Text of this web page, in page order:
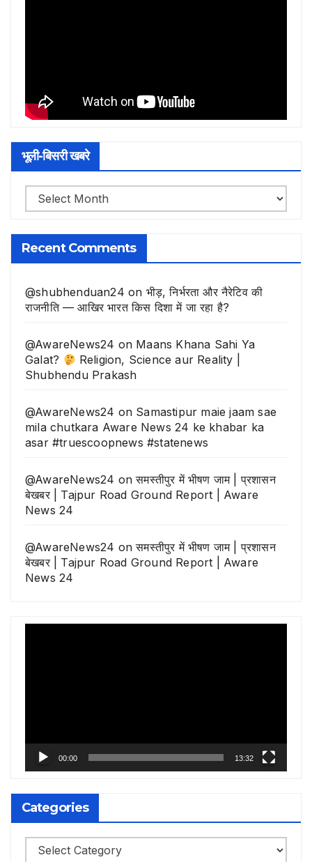
भूली-बिसरी खबरे
भूली-
बिसरी
खबरे
Recent Comments
@shubhenduan24 on भीड़, निर्भरता और नैरेटिव की
राजनीति — आखिर भारत किस दिशा में जा रहा है?
@AwareNews24 on Maans Khana Sahi Ya
Galat?
Religion, Science aur Reality |
Shubhendu Prakash
@AwareNews24 on Samastipur maie jaam sae
mila chutkara Aware News 24 ke khabar ka
asar #truescoopnews #statenews
@AwareNews24 onसमस्तीपुर में भीषण जाम | प्रशासन
बेखबर | Tajpur Road Ground Report | Aware
News 24
@AwareNews24 onसमस्तीपुर में भीषण जाम | प्रशासन
बेखबर | Tajpur Road Ground Report | Aware
News 24
00:00 13:32
Categories
Categories